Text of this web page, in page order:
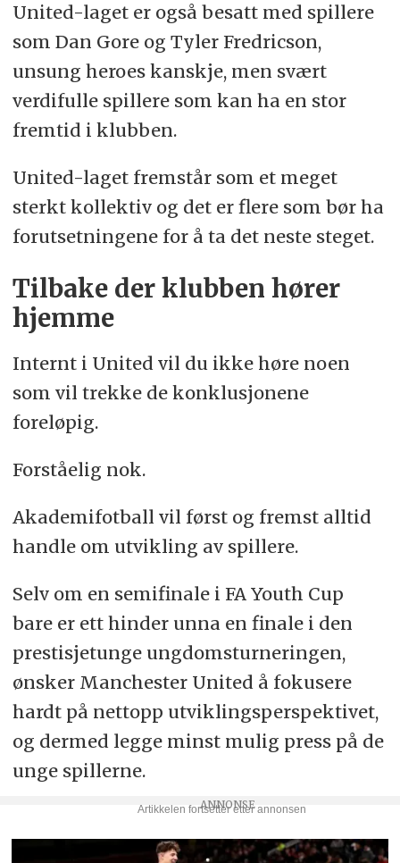
United-laget er også besatt med spillere
som Dan Gore og Tyler Fredricson,
unsung heroes kanskje, men svært
verdifulle spillere som kan ha en stor
fremtid i klubben.
United-laget fremstår som et meget
sterkt kollektiv og det er flere som bør ha
forutsetningene for å ta det neste steget.
Tilbake der klubben hører
hjemme
Internt i United vil du ikke høre noen
som vil trekke de konklusjonene
foreløpig.
Forståelig nok.
Akademifotball vil først og fremst alltid
handle om utvikling av spillere.
Selv om en semifinale i FA Youth Cup
bare er ett hinder unna en finale i den
prestisjetunge ungdomsturneringen,
ønsker Manchester United å fokusere
hardt på nettopp utviklingsperspektivet,
og dermed legge minst mulig press på de
unge spillerne.